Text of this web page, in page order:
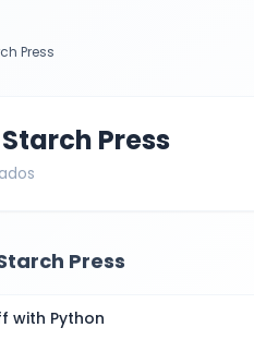
Press
Press
Press
with Python